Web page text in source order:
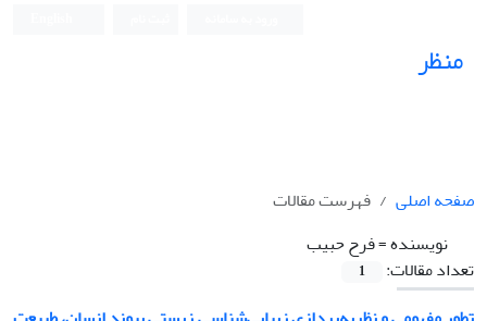
منظر
صفحه اصلی
فهرست مقالات
نویسنده =فرح حبیب
تعداد مقالات:
1